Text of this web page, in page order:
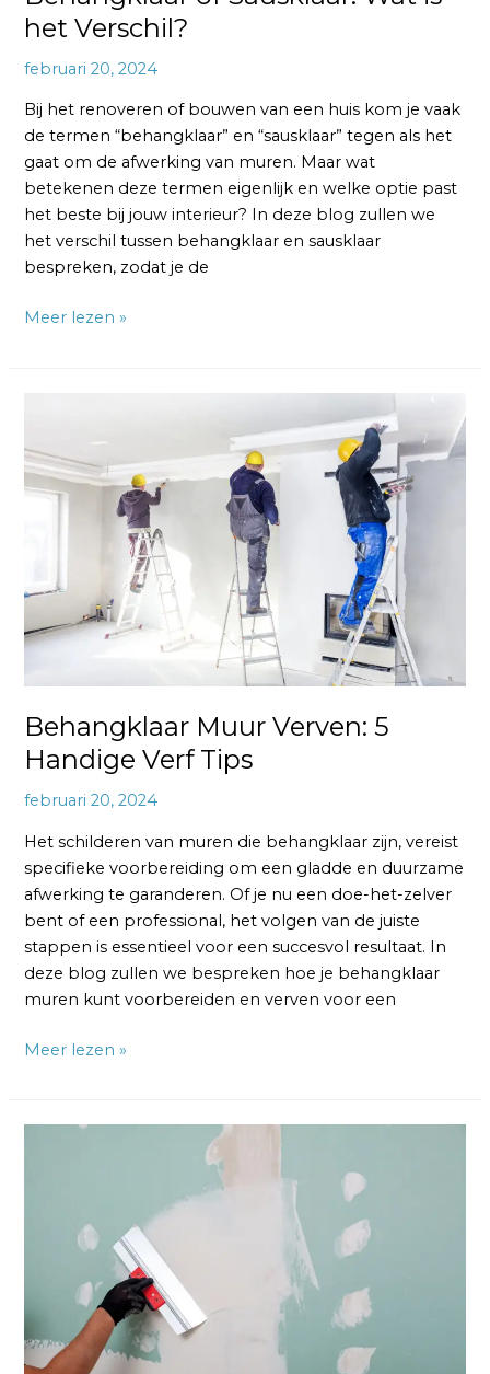
het Verschil?
februari 20, 2024
Bij het renoveren of bouwen van een huis kom je vaak
de termen “behangklaar” en “sausklaar” tegen als het
gaat om de afwerking van muren. Maar wat
betekenen deze termen eigenlijk en welke optie past
het beste bij jouw interieur? In deze blog zullen we
het verschil tussen behangklaar en sausklaar
bespreken, zodat je de
Meer lezen »
Behangklaar Muur Verven: 5
Handige Verf Tips
februari 20, 2024
Het schilderen van muren die behangklaar zijn, vereist
specifieke voorbereiding om een gladde en duurzame
afwerking te garanderen. Of je nu een doe-het-zelver
bent of een professional, het volgen van de juiste
stappen is essentieel voor een succesvol resultaat. In
deze blog zullen we bespreken hoe je behangklaar
muren kunt voorbereiden en verven voor een
Verven:
5
Meer lezen »